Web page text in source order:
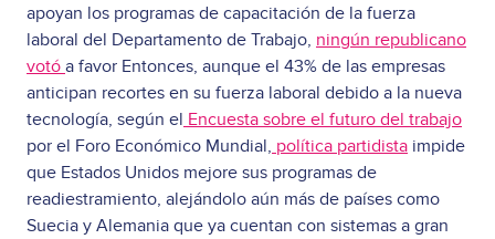
apoyan los programas de capacitación de la fuerza
laboral del Departamento de Trabajo, ningún republicano
votó a favor Entonces, aunque el 43% de las empresas
anticipan recortes en su fuerza laboral debido a la nueva
tecnología, según el Encuesta sobre el futuro del trabajo
por el Foro Económico Mundial, política partidista impide
que Estados Unidos mejore sus programas de
readiestramiento, alejándolo aún más de países como
Suecia y Alemania que ya cuentan con sistemas a gran